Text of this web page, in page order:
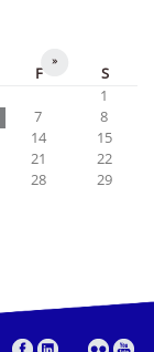
»
F
S
1
7
8
14
15
21
22
28
29